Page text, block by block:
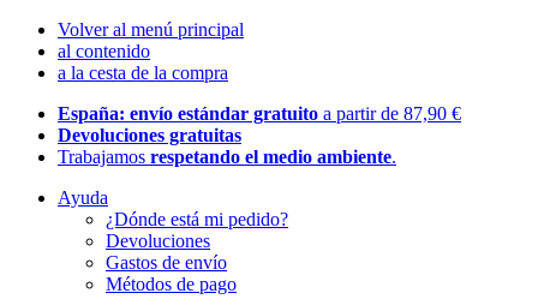
Volver al menú principal
al contenido
a la cesta de la compra
España: envío estándar gratuito a partir de 87,90 €
Devoluciones gratuitas
Trabajamos respetando el medio ambiente.
Ayuda
¿Dónde está mi pedido?
Devoluciones
Gastos de envío
Métodos de pago